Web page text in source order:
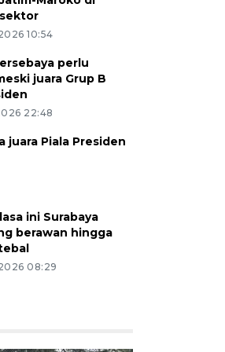
10:54
perlu
juara Grup B
22:48
juara Piala Presiden
ini Surabaya
berawan hingga
08:29